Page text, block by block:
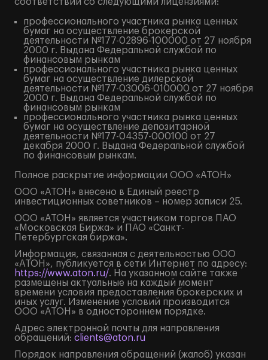
профессионального участника рынка ценных
бумаг на осуществление брокерской
деятельности №177-02896-100000 от 27 ноября
2000 г. Выдана Федеральной службой по
финансовым рынкам
профессионального участника рынка ценных
бумаг на осуществление дилерской
деятельности №177-03006-010000 от 27 ноября
2000 г. Выдана Федеральной службой по
финансовым рынкам
профессионального участника рынка ценных
бумаг на осуществление депозитарной
деятельности №177-04357-000100 от 27
декабря 2000 г. Выдана Федеральной службой
по финансовым рынкам.
Полное раскрытие информации ООО «АТОН»
ООО «АТОН» внесено в Единый реестр
инвестиционных советников – номер записи 25.
ООО «АТОН» является участником торгов ПАО
«Московская Биржа» и ПАО «Санкт-
Петербургская биржа».
Информация, связанная с деятельностью ООО
«АТОН», публикуется в сети Интернет по адресу:
https://www.aton.ru/. На указанном сайте также
размещены актуальные на каждый момент
времени условия предоставления брокерских и
иных услуг. Изменение условий производится
ООО «АТОН» в одностороннем порядке.
Адрес электронной почты для направления
обращений: clients@aton.ru
Порядок направления обращений (жалоб) указан